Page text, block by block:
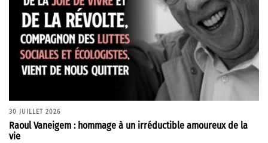
30 JUILLET 2026
Raoul Vaneigem : hommage à un irréductible amoureux de la
vie